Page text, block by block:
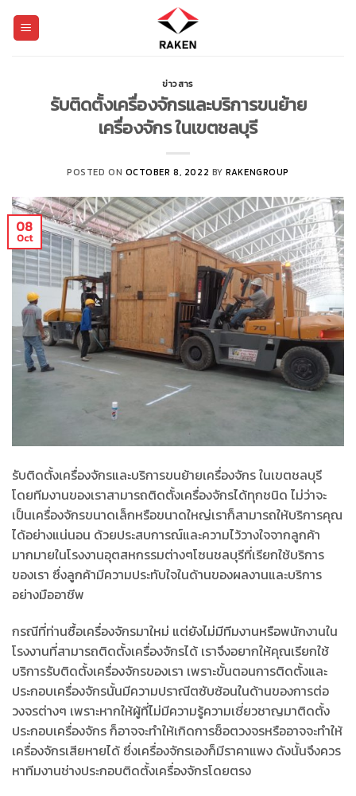
ข่าวสาร
รับติดตั้งเครื่องจักรและบริการขนย้าย
เครื่องจักร ในเขตชลบุรี
POSTED ON OCTOBER 8, 2022 BYRAKENGROUP
08
Oct
รับติดตั้งเครื่องจักรและบริการขนย้ายเครื่องจักร ในเขตชลบุรี
โดยทีมงานของเราสามารถติดตั้งเครื่องจักรได้ทุกชนิด ไม่ว่าจะ
เป็นเครื่องจักรขนาดเล็กหรือขนาดใหญ่เราก็สามารถให้บริการคุณ
ได้อย่างแน่นอน ด้วยประสบการณ์และความไว้วางใจจากลูกค้า
มากมายในโรงงานอุตสหกรรมต่างๆโซนชลบุรีที่เรียกใช้บริการ
ของเรา ซึ่งลูกค้ามีความประทับใจในด้านของผลงานและบริการ
อย่างมืออาชีพ
กรณีที่ท่านซื้อเครื่องจักรมาใหม่ แต่ยังไม่มีทีมงานหรือพนักงานใน
โรงงานที่สามารถติดตั้งเครื่องจักรได้ เราจึงอยากให้คุณเรียกใช้
บริการรับติดตั้งเครื่องจักรของเรา เพราะขั้นตอนการติดตั้งและ
ประกอบเครื่องจักรนั้นมีความปราณีตซับซ้อนในด้านของการต่อ
วงจรต่างๆ เพราะหากให้ผู้ที่ไม่มีความรู้ความเชี่ยวชาญมาติดตั้ง
ประกอบเครื่องจักร ก็อาจจะทำให้เกิดการช็อตวงจรหรืออาจจะทำให้
เครื่องจักรเสียหายได้ ซึ่งเครื่องจักรเองก็มีราคาแพง ดังนั้นจึงควร
หาทีมงานช่างประกอบติดตั้งเครื่องจักรโดยตรง